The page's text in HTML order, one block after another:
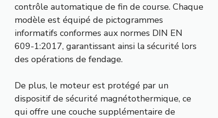
contrôle automatique de fin de course. Chaque
modèle est équipé de pictogrammes
informatifs conformes aux normes DIN EN
609-1:2017, garantissant ainsi la sécurité lors
des opérations de fendage.
De plus, le moteur est protégé par un
dispositif de sécurité magnétothermique, ce
qui offre une couche supplémentaire de